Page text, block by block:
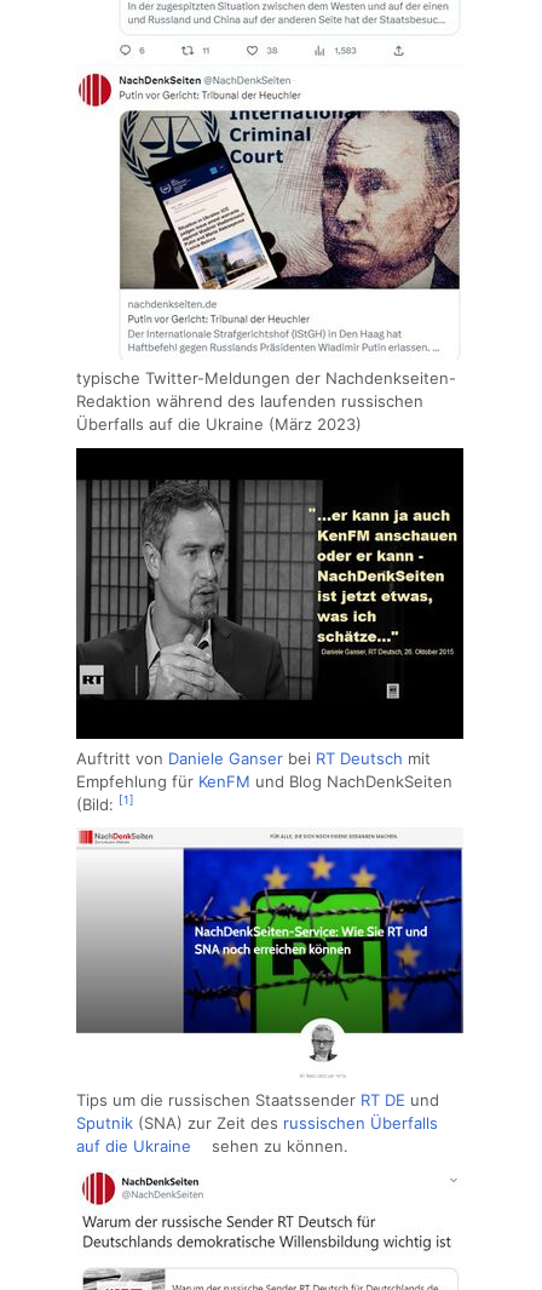
typische Twitter-Meldungen der Nachdenkseiten-
Redaktion während des laufenden russischen
Überfalls auf die Ukraine (März 2023)
Auftritt von Daniele Ganser bei RT Deutsch mit
Empfehlung für KenFM und Blog NachDenkSeiten
(Bild: [1]
Tips um die russischen Staatssender RT DE und
Sputnik (SNA) zur Zeit des russischen Überfalls
auf die Ukraine
sehen zu können.